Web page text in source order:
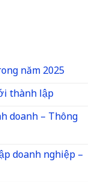
năm 2025
thành lập
doanh – Thông
doanh nghiệp –